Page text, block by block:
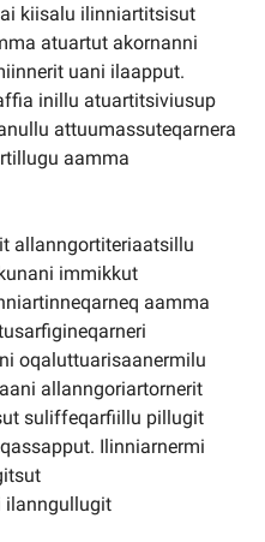
kiisalu ilinniartitsisut
atuartut akornanni
uani ilaapput.
inillu atuartitsiviusup
attuumassuteqarnera
aamma
allanngortiteriaatsillu
immikkut
aamma
oqaluttuarisaanermilu
allanngoriartornerit
suliffeqarfiillu pillugit
Ilinniarnermi
ilanngullugit